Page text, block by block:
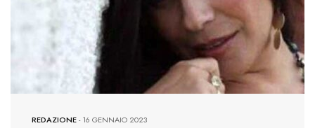
REDAZIONE-16 GENNAIO 2023